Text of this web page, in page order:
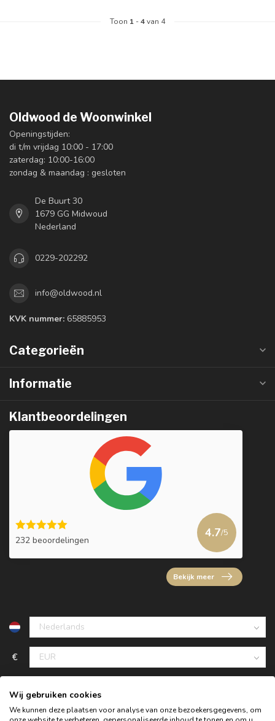
Toon 1 -4van 4
Oldwood de Woonwinkel
Openingstijden:
di t/m vrijdag 10:00 - 17:00
zaterdag: 10:00-16:00
zondag & maandag : gesloten
De Buurt 30
1679 GG Midwoud
Nederland
0229-202292
info@oldwood.nl
KVK nummer: 65885953
Categorieën
Informatie
Klantbeoordelingen
232 beoordelingen
4.7/5
Bekijk meer
€
Wij gebruiken cookies
We kunnen deze plaatsen voor analyse van onze bezoekersgegevens, om